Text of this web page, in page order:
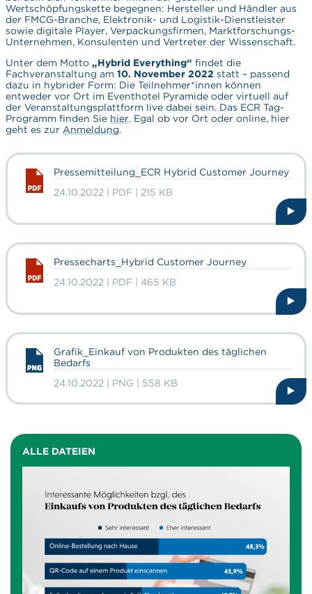
Wertschöpfungskette begegnen: Hersteller und Händler aus
der FMCG-Branche, Elektronik- und Logistik-Dienstleister
sowie digitale Player, Verpackungsfirmen, Marktforschungs-
Unternehmen, Konsulenten und Vertreter der Wissenschaft.
Unter dem Motto „Hybrid Everything“ findet die
Fachveranstaltung am 10. November 2022 statt – passend
dazu in hybrider Form: Die Teilnehmer*innen können
entweder vor Ort im Eventhotel Pyramide oder virtuell auf
der Veranstaltungsplattform live dabei sein. Das ECR Tag-
Programm finden Sie hier. Egal ob vor Ort oder online, hier
geht es zur Anmeldung.
Pressemitteilung_ECR Hybrid Customer Journey
24.10.2022 | PDF | 215 KB
Pressecharts_Hybrid Customer Journey
24.10.2022 | PDF | 465 KB
Grafik_Einkauf von Produkten des täglichen
Bedarfs
24.10.2022 | PNG | 558 KB
ALLE DATEIEN